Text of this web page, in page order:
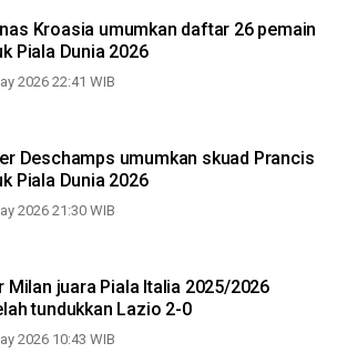
Kroasia umumkan daftar 26 pemain
Piala Dunia 2026
2026 22:41 WIB
Deschamps umumkan skuad Prancis
Piala Dunia 2026
2026 21:30 WIB
Milan juara Piala Italia 2025/2026
tundukkan Lazio 2-0
2026 10:43 WIB